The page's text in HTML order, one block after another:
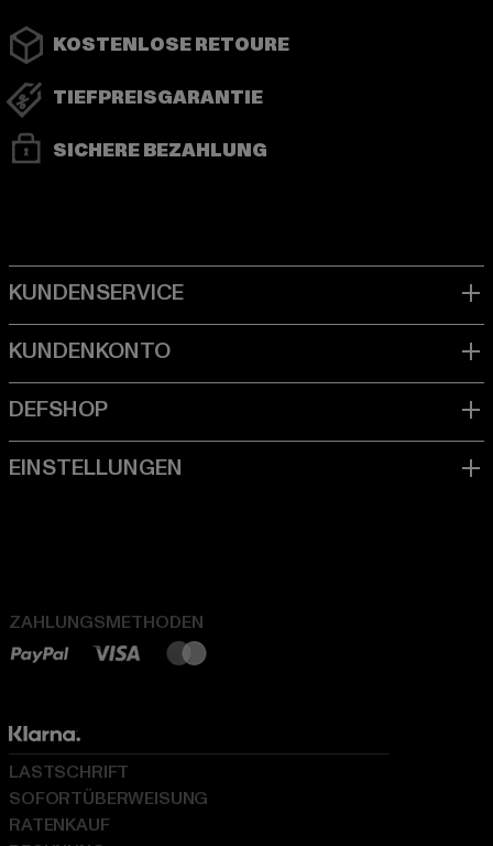
KOSTENLOSE RETOURE
TIEFPREISGARANTIE
SICHERE BEZAHLUNG
ZAHLUNGSMETHODEN
LASTSCHRIFT
SOFORTÜBERWEISUNG
RATENKAUF